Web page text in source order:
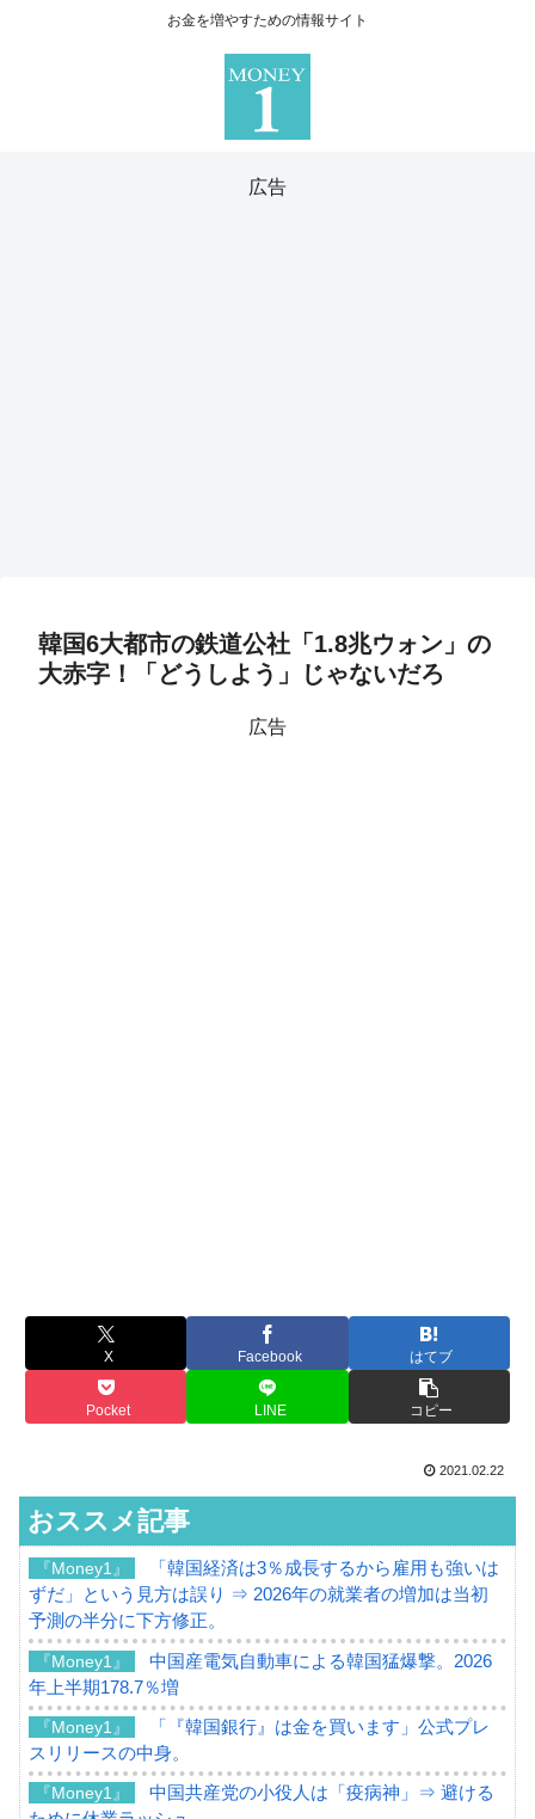
お金を増やすための情報サイト
広告
韓国6大都市の鉄道公社「1.8兆ウォン」の
大赤字！「どうしよう」じゃないだろ
広告
X Facebook はてブ
Pocket LINE コピー
2021.02.22
おススメ記事
『Money1』
「韓国経済は3％成長するから雇用も強いは
ずだ」という見方は誤り ⇒ 2026年の就業者の増加は当初
予測の半分に下方修正。
『Money1』
中国産電気自動車による韓国猛爆撃。2026
年上半期178.7％増
『Money1』
「『韓国銀行』は金を買います」公式プレ
スリリースの中身。
『Money1』
中国共産党の小役人は「疫病神」⇒ 避ける